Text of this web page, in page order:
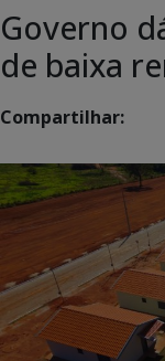
Governo
de baixa
Compartilhar: